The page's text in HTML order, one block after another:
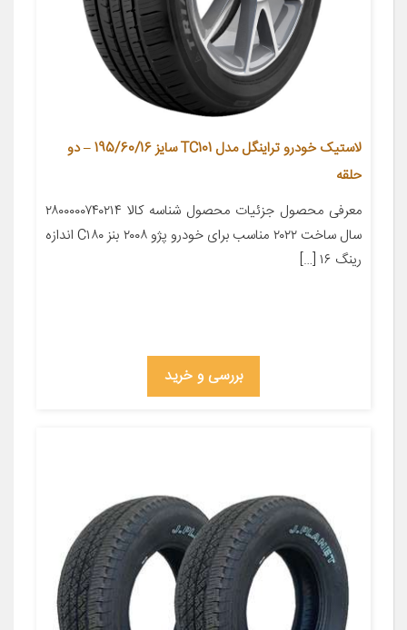
لاستیک خودرو تراینگل مدل TC101 سایز 195/60/16 – دو
حلقه
معرفی محصول جزئیات محصول شناسه کالا ۲۸۰۰۰۰۰۷۴۰۲۱۴
سال ساخت ۲۰۲۲ مناسب برای خودرو پژو ۲۰۰۸ بنز C۱۸۰ اندازه
رینگ ۱۶ […]
بررسی و خرید